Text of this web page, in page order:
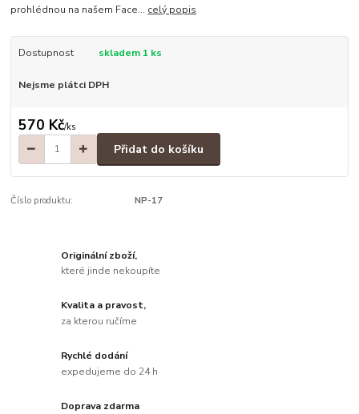
prohlédnou na našem Face... celý popis
Dostupnost skladem 1 ks
Nejsme plátci DPH
570 Kč/ks
Přidat do košíku
Číslo produktu: NP-17
Originální zboží,
které jinde nekoupíte
Kvalita a pravost,
za kterou ručíme
Rychlé dodání
expedujeme do 24 h
Doprava zdarma